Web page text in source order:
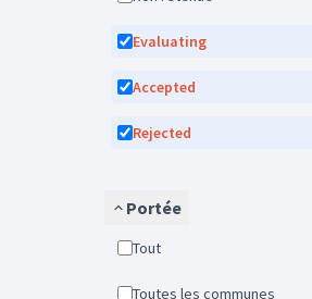
Evaluating
Accepted
Rejected
Portée
Tout
Toutes les communes